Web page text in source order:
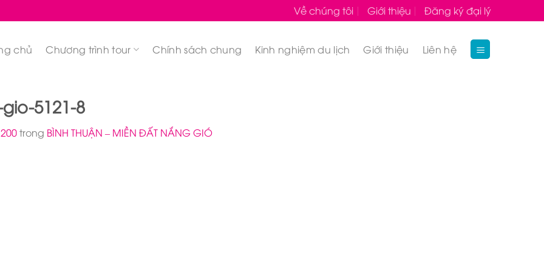
Về chúng tôi Giới thiệu Đăng ký đại lý
chủ Chương trình tour Chính sách chung Kinh nghiệm du lịch Giới thiệu Liên hệ
5121-8
trong BÌNH THUẬN – MIỀN ĐẤT NẮNG GIÓ